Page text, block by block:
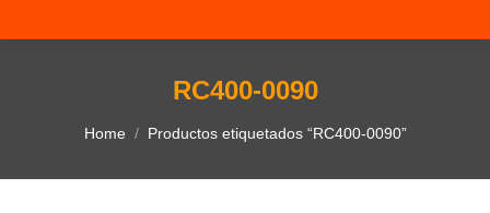
RC400-0090
You are here:
Home Productos etiquetados “RC400-0090”